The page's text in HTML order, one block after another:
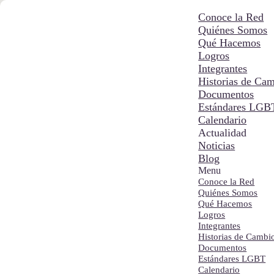
Conoce la Red
Quiénes Somos
Qué Hacemos
Logros
Integrantes
Historias de
Documentos
Estándares
Calendario
Actualidad
Noticias
Blog
Menu
Conoce la Red
Quiénes Somos
Qué Hacemos
Logros
Integrantes
Historias de
Documentos
Estándares LGBT
Calendario